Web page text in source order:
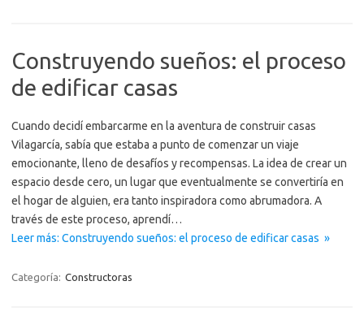
Construyendo sueños: el proceso
de edificar casas
Cuando decidí embarcarme en la aventura de construir casas
Vilagarcía, sabía que estaba a punto de comenzar un viaje
emocionante, lleno de desafíos y recompensas. La idea de crear un
espacio desde cero, un lugar que eventualmente se convertiría en
el hogar de alguien, era tanto inspiradora como abrumadora. A
través de este proceso, aprendí…
Leer más: Construyendo sueños: el proceso de edificar casas »
Categoría: Constructoras